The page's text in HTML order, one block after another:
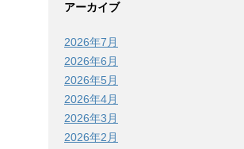
アーカイブ
2026年7月
2026年6月
2026年5月
2026年4月
2026年3月
2026年2月